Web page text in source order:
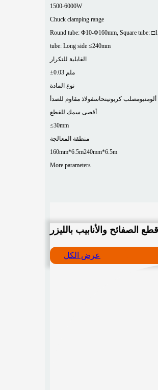
1500-6000W
Chuck clamping range
Round tube: Φ10-Φ160mm, Square tube:
tube: Long side ≤240mm
القابلية للتكرار
±0.03 ملم
نوع المادة
ألومنيومصلب كربونينحاسفولاذ مقاوم للصدأ
أقصى سمك للقطع
≤30mm
منطقة المعالجة
160mm*6.5m240mm*6.5m
More parameters
قطع الصفائح والأنابيب بالليزر
عرض الكل